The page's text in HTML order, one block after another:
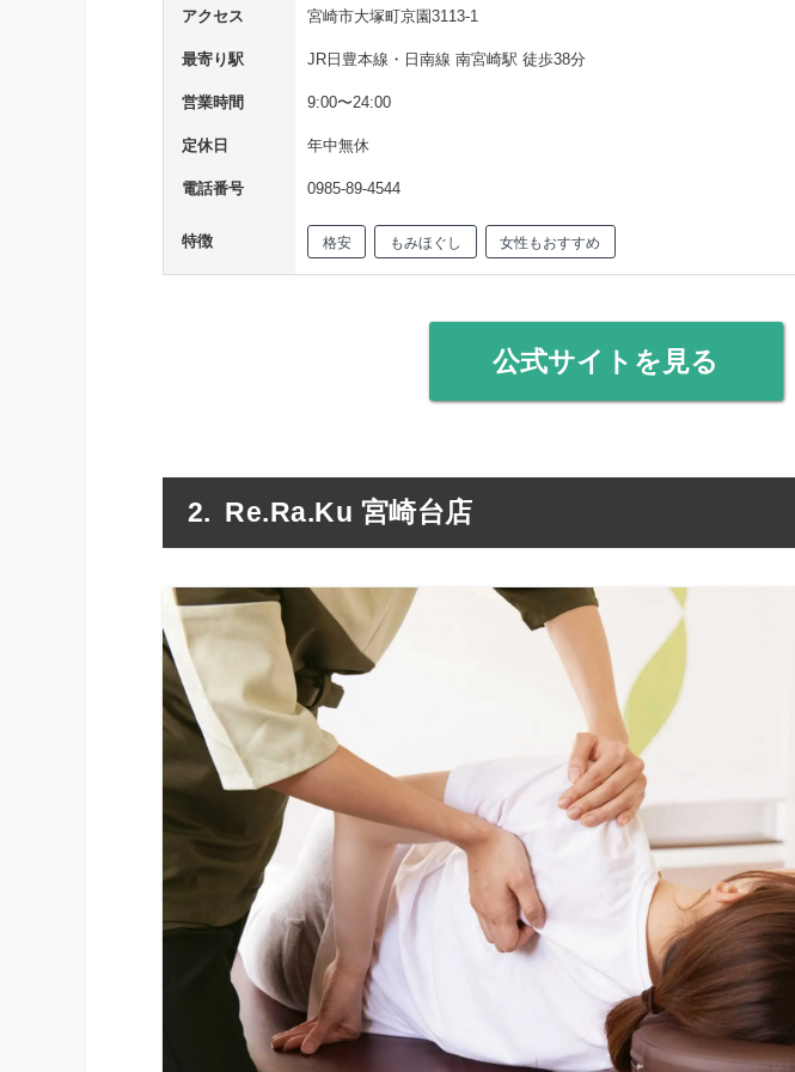
アクセス 宮崎市大塚町京園3113-1
最寄り駅 JR日豊本線・日南線 南宮崎駅 徒歩38分
営業時間 9:00〜24:00
定休日 年中無休
電話番号 0985-89-4544
特徴 格安 もみほぐし 女性もおすすめ
公式サイトを見る
Re.Ra.Ku 宮崎台店